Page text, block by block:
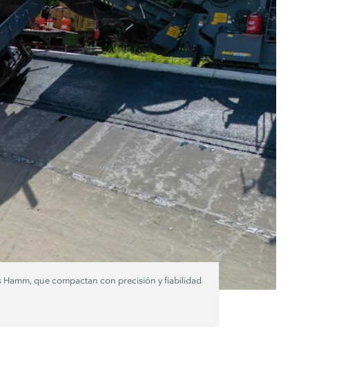
que compactan con precisión y fiabilidad